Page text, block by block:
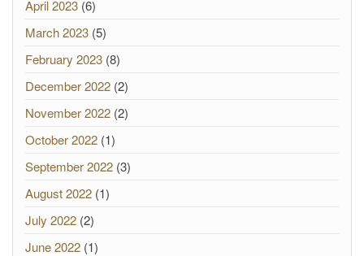
April 2023 (6)
March 2023 (5)
February 2023 (8)
December 2022 (2)
November 2022 (2)
October 2022 (1)
September 2022 (3)
August 2022 (1)
July 2022 (2)
June 2022 (1)